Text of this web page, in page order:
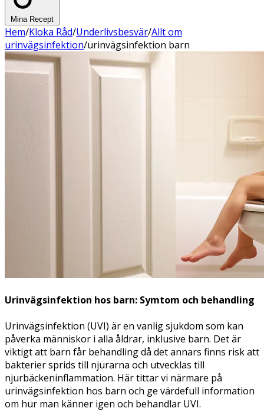
Mina Recept
Hem/Kloka Råd/Underlivsbesvär/Allt om
urinvägsinfektion/urinvägsinfektion barn
Urinvägsinfektion hos barn: Symtom och behandling
Urinvägsinfektion (UVI) är en vanlig sjukdom som kan
påverka människor i alla åldrar, inklusive barn. Det är
viktigt att barn får behandling då det annars finns risk att
bakterier sprids till njurarna och utvecklas till
njurbäckeninflammation. Här tittar vi närmare på
urinvägsinfektion hos barn och ge värdefull information
om hur man känner igen och behandlar UVI.